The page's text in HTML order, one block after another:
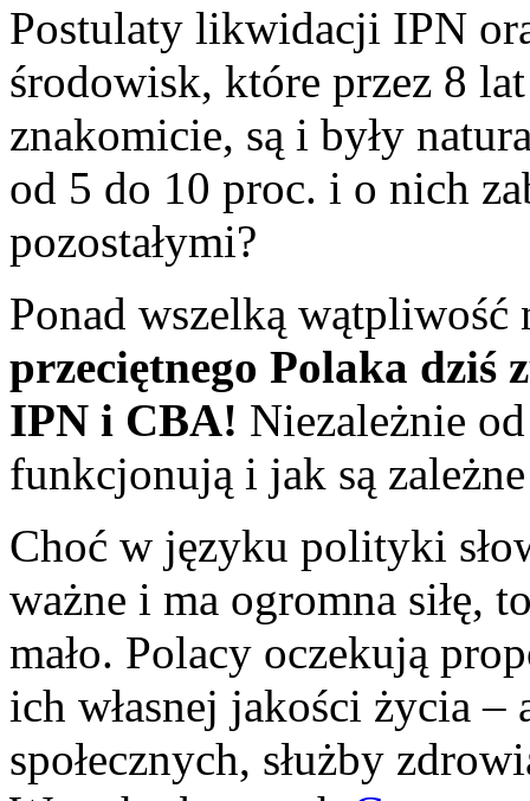
Postulaty likwidacji IPN
środowisk, które przez 8
znakomicie, są i były
od 5 do 10 proc. i o nich
pozostałymi?
Ponad wszelką wątpliwość
przeciętnego Polaka dziś
IPN i CBA! Niezależnie
funkcjonują i jak są
Choć w języku polityki
ważne i ma ogromna siłę,
mało. Polacy oczekują
ich własnej jakości życia –
społecznych, służby